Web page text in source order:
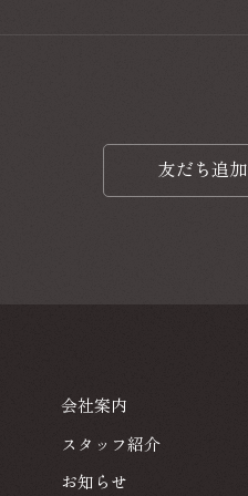
友だち追加
友だち追加
会社案内
会社案内
スタッフ紹介
スタッフ紹介
お知らせ